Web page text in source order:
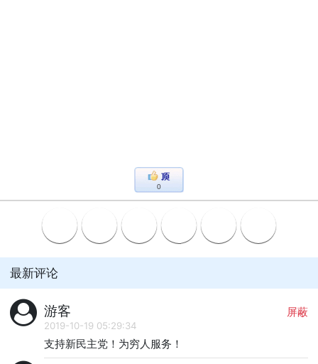
0
最新评论
游客 屏蔽
2019-10-19 05:29:34
支持新民主党！为穷人服务！